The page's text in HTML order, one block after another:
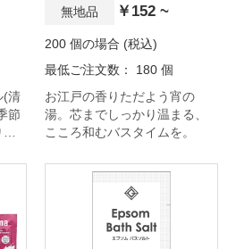
(清
節
無地品 ￥152 ~
200 個の場合 (税込)
最低ご注文数： 180 個
お江戸の香りただよう宵の
湯。芯までしっかり温まる、
こころ和むバスタイムを。